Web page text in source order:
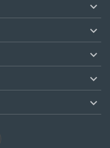




